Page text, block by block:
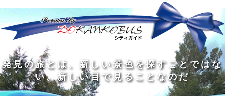
旅 の 程 に こそ価値があ る
発見の旅と は 新 し い景色を探す ことではな
い。 新 しい目 で見 る こ と なのだ
人間の幅を広 げる ものは3つある。人と会
い、 本 を読み 、旅 を す る ことだ
私は旅 をす るために旅をする
旅 の 程 に こそ価値があ る
どんなに洗 練 れ た 大人の中にも 、外に出た
くてし ょうがない小さな 子供がいる
旅をするの は 着 す るためではな く、旅をす
るた めで あ る
旅は 真 知 識 の大きな泉で ある